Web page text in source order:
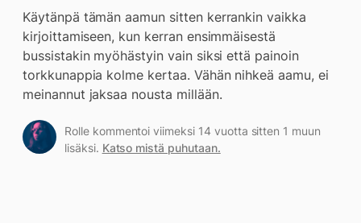
Käytänpä tämän aamun sitten kerrankin vaikka
kirjoittamiseen, kun kerran ensimmäisestä
bussistakin myöhästyin vain siksi että painoin
torkkunappia kolme kertaa. Vähän nihkeä aamu, ei
meinannut jaksaa nousta millään.
Rolle kommentoi viimeksi 14 vuotta sitten 1 muun
lisäksi. Katso mistä puhutaan.